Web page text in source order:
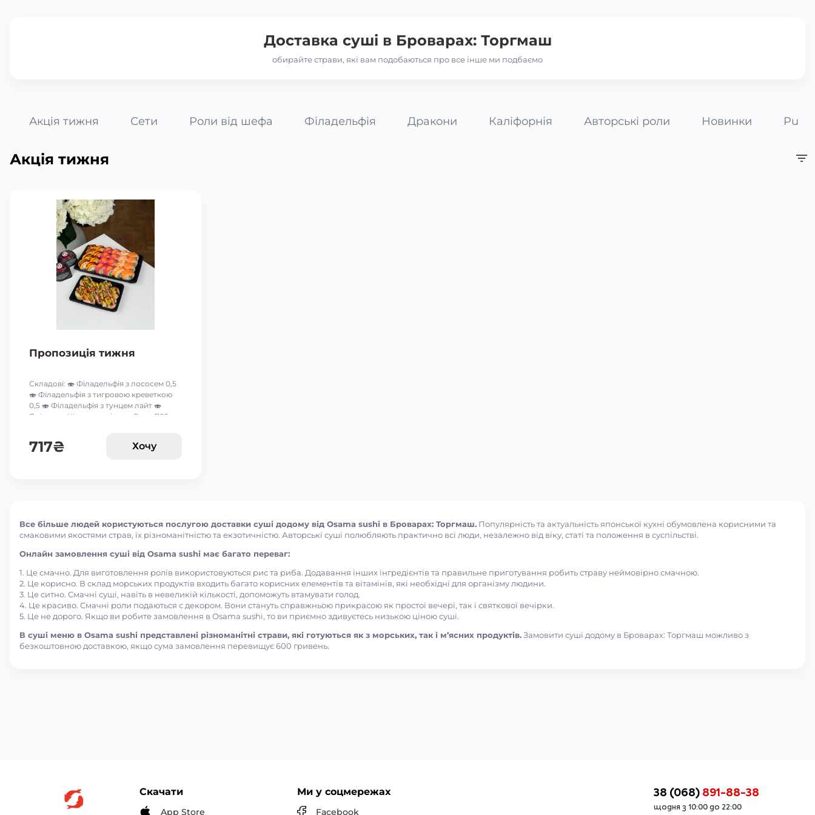
Доставка суші в Броварах: Торгмаш
обирайте страви, які вам подобаються про все інше ми подбаємо
Акція тижня Сети Роли від шефа Філадельфія Дракони Каліфорнія Авторські роли Новинки
Акція тижня
Пропозиція тижня
Складові: 🍣 Філадельфія з лососем 0,5
🍣 Філадельфія з тигровою креветкою
0,5 🍣 Філадельфія з тунцем лайт 🍣
Ямірол 🍣 Чіз рол з огірком Вага: 1105 г
собою не сумуються ☝🏻
717₴ Хочу
Все більше людей користуються послугою доставки суші додому від Osama sushi в Броварах: Торгмаш. Популярність та актуальність японської кухні обумовлена корисними та
смаковими якостями страв, їх різноманітністю та екзотичністю. Авторські суші полюбляють практично всі люди, незалежно від віку, статі та положення в суспільстві.
Онлайн замовлення суші від Osama sushi має багато переваг:
1. Це смачно. Для виготовлення ролів використовуються рис та риба. Додавання інших інгредієнтів та правильне приготування робить страву неймовірно смачною.
2. Це корисно. В склад морських продуктів входить багато корисних елементів та вітамінів, які необхідні для організму людини.
3. Це ситно. Смачні суші, навіть в невеликій кількості, допоможуть втамувати голод.
4. Це красиво. Смачні роли подаються с декором. Вони стануть справжньою прикрасою як простої вечері, так і святкової вечірки.
5. Це не дорого. Якщо ви робите замовлення в Osama sushi, то ви приємно здивуєтесь низькою ціною суші.
В суші меню в Osama sushi представлені різноманітні страви, які готуються як з морських, так і м’ясних продуктів.Замовити суші додому в Броварах: Торгмаш можливо з
безкоштовною доставкою, якщо сума замовлення перевищує 600 гривень.
Скачати
App Store
Ми у соцмережах
Facebook
38 (068) 891-88-38
щодня з 10:00 до 22:00